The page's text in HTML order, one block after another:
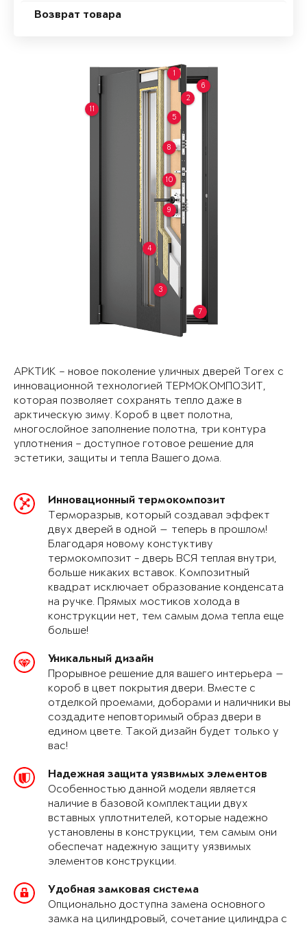
Возврат товара
1
2
3
4
5
6
7
8
9
10
11
АРКТИК – новое поколение уличных дверей Torex с
инновационной технологией ТЕРМОКОМПОЗИТ,
которая позволяет сохранять тепло даже в
арктическую зиму. Короб в цвет полотна,
многослойное заполнение полотна, три контура
уплотнения – доступное готовое решение для
эстетики, защиты и тепла Вашего дома.
Инновационный термокомпозит
Терморазрыв, который создавал эффект
двух дверей в одной — теперь в прошлом!
Благодаря новому констуктиву
термокомпозит - дверь ВСЯ теплая внутри,
больше никаких вставок. Композитный
квадрат исключает образование конденсата
на ручке. Прямых мостиков холода в
конструкции нет, тем самым дома тепла еще
больше!
Уникальный дизайн
Прорывное решение для вашего интерьера —
короб в цвет покрытия двери. Вместе с
отделкой проемами, доборами и наличники вы
создадите неповторимый образ двери в
едином цвете. Такой дизайн будет только у
вас!
Надежная защита уязвимых элементов
Особенностью данной модели является
наличие в базовой комплектации двух
вставных уплотнителей, которые надежно
установлены в конструкции, тем самым они
обеспечат надежную защиту уязвимых
элементов конструкции.
Удобная замковая система
Опционально доступна замена основного
замка на цилиндровый, сочетание цилиндра с